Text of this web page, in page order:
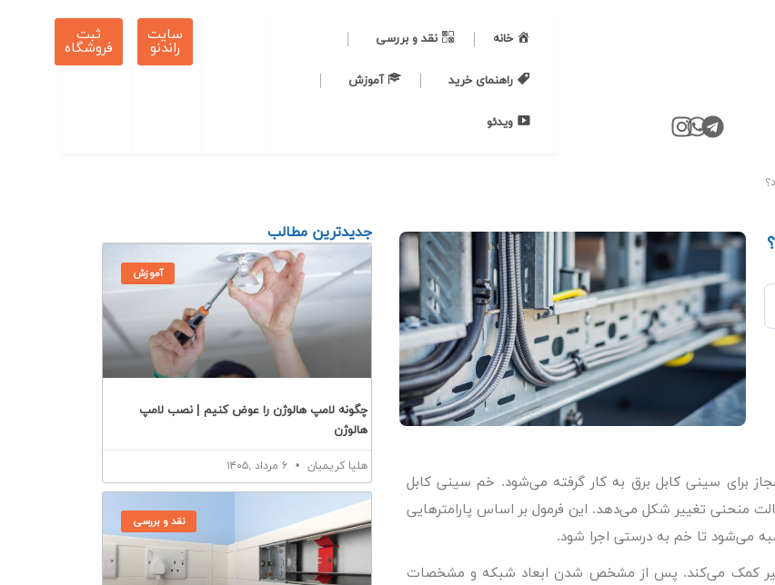
خانه نقد و بررسی
راهنمای خرید آموزش
ویدئو
سایت
راندنو
ثبت
فروشگاه
جدیدترین مطالب
آموزش
چگونه لامپ هالوژن را عوض کنیم | نصب لامپ
هالوژن
هلیا کریمیان ۶ مرداد ,۱۴۰۵
نقد و بررسی
برای سینی کابل برق به کار گرفته می‌شود. خم سینی کابل
منحنی تغییر شکل می‌دهد. این فرمول بر اساس پارامترهایی
می‌شود تا خم به درستی اجرا شود.
کمک می‌کند. پس از مشخص شدن ابعاد شبکه و مشخصات